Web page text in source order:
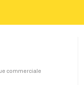
commerciale